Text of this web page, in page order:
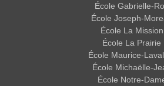
École Gabrielle-
École Joseph-
École La Mission
École La Prairie
École Maurice-
École Michaëlle-
École Notre-